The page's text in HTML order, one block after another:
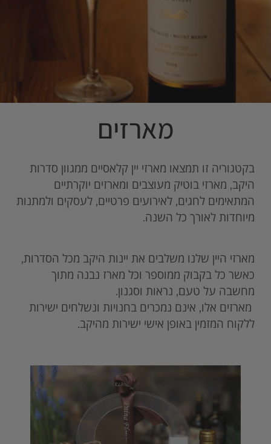
מארזים
בקטגוריה זו תמצאו מארזי יין קלאסיים ממגוון סדרות
היקב, מארזי בוטיק מעוצבים ומארזים יוקרתיים
המתאימים לחגים, לאירועים פרטיים, לעסקים ולמתנות
מיוחדות לאורך כל השנה.
מארזי היין שלנו משלבים את יינות היקב מכל הסדרות,
כאשר כל בקבוק ממוספר וכל מארז נבנה מתוך
מחשבה על טעם, נראות וסגנון.
מארזים אלו, אינם נמכרים בחנויות ונשלחים ישירות
ללקוח המזמין באופן אישי ישירות מהיקב.